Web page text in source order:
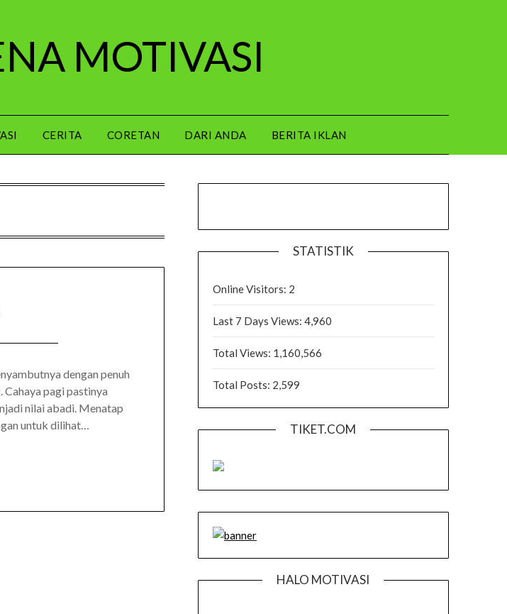
MOTIVASI
CERITA CORETAN DARI ANDA BERITA IKLAN
dengan penuh
Cahaya pagi pastinya
nilai abadi. Menatap
untuk dilihat…
STATISTIK
Online Visitors: 2
Last 7 Days Views: 4,960
Total Views: 1,160,566
Total Posts: 2,599
TIKET.COM
HALO MOTIVASI